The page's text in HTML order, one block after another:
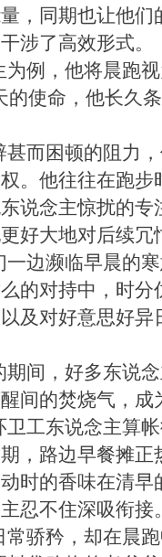
，同期也让他们
涉了高效形式。
例，他将晨跑
的使命，他长久
而困顿的阻力
。他往往在跑步
说念主惊扰的专
好大地对后续冗
边濒临早晨的
的对持中，时分
及对好意思好异
间，好多东说
间的焚烧气，成
工东说念主算
，路边早餐摊正
时的香味在清早
忍不住深吸衔接
骄矜，却在晨